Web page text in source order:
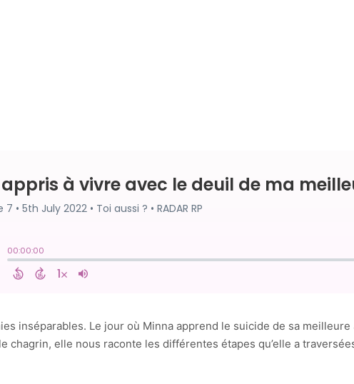
inséparables. Le jour où Minna apprend le suicide de sa
chagrin, elle nous raconte les différentes étapes qu’elle a